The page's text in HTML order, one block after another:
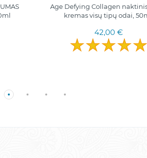
Age Defying Collagen
kremas visų tipų odai,
42,00 €